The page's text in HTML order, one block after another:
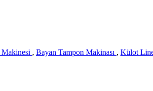
, Bayan Tampon Makinası , Külot